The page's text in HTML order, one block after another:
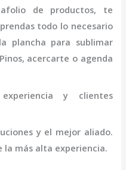
de productos, te
todo lo necesario
plancha para sublimar
, acercarte o agenda
y clientes
y el mejor aliado.
más alta experiencia.